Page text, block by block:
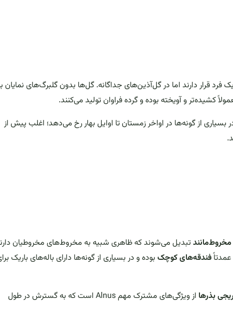
قرار دارند اما در گل‌آذین‌های جداگانه. گل‌ها بدون گلبرگ‌های نمایان
کشیده‌تر و آویخته بوده و گرده فراوان تولید می‌کنند.
از گونه‌ها در اواخر زمستان تا اوایل بهار رخ می‌دهد؛ اغلب پیش از
مخروط‌مانندتبدیل می‌شوند که ظاهری شبیه به مخروط‌های مخروطیان
فندقه‌های کوچکبوده و در بسیاری از گونه‌ها دارای باله‌های باریک
بذرها
از ویژگی‌های مشترک مهم Alnus است که به گسترش در طول